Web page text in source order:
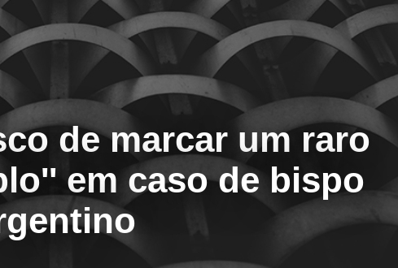
de marcar um raro
em caso de bispo